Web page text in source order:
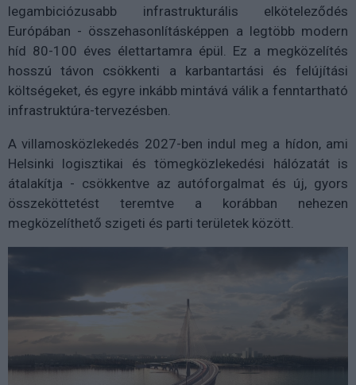
legambiciózusabb infrastrukturális elköteleződés
Európában - összehasonlításképpen a legtöbb modern
híd 80-100 éves élettartamra épül. Ez a megközelítés
hosszú távon csökkenti a karbantartási és felújítási
költségeket, és egyre inkább mintává válik a fenntartható
infrastruktúra-tervezésben.
A villamosközlekedés 2027-ben indul meg a hídon, ami
Helsinki logisztikai és tömegközlekedési hálózatát is
átalakítja - csökkentve az autóforgalmat és új, gyors
összeköttetést teremtve a korábban nehezen
megközelíthető szigeti és parti területek között.